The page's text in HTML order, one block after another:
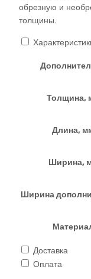
обрезную и
толщины.
Толщина,
Длина,
Ширина,
Ширина
Доставка
Оплата